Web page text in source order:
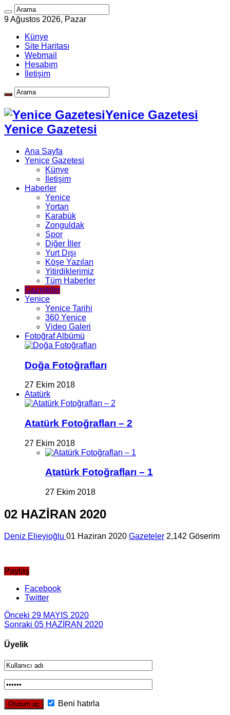
9 Ağustos 2026, Pazar
Künye
Site Haritası
Webmail
Hesabım
İletişim
Yenice Gazetesi
Yenice Gazetesi
Ana Sayfa
Yenice Gazetesi
Künye
İletişim
Haberler
Yenice
Yortan
Karabük
Zonguldak
Spor
Diğer İller
Yurt Dışı
Köşe Yazıları
Yitirdiklerimiz
Tüm Haberler
Gazeteler
Yenice
Yenice Tarihi
360 Yenice
Video Galeri
Fotoğraf Albümü
Doğa Fotoğrafları
27 Ekim 2018
Atatürk
Atatürk Fotoğrafları – 2
27 Ekim 2018
Atatürk Fotoğrafları – 1
27 Ekim 2018
02 HAZİRAN 2020
Deniz Elieyioğlu 01 Haziran 2020 Gazeteler 2,142 Göserim
Paylaş
Facebook
Twitter
Önceki 29 MAYIS 2020
Sonraki 05 HAZİRAN 2020
Üyelik
Beni hatırla